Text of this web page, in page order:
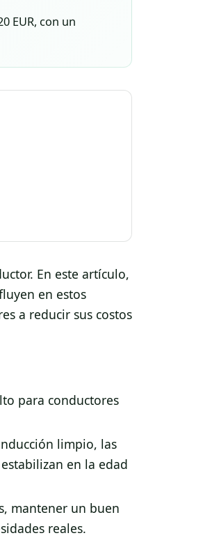
EUR, con un
En este artículo,
en estos
a reducir sus costos
para conductores
limpio, las
en la edad
mantener un buen
reales.